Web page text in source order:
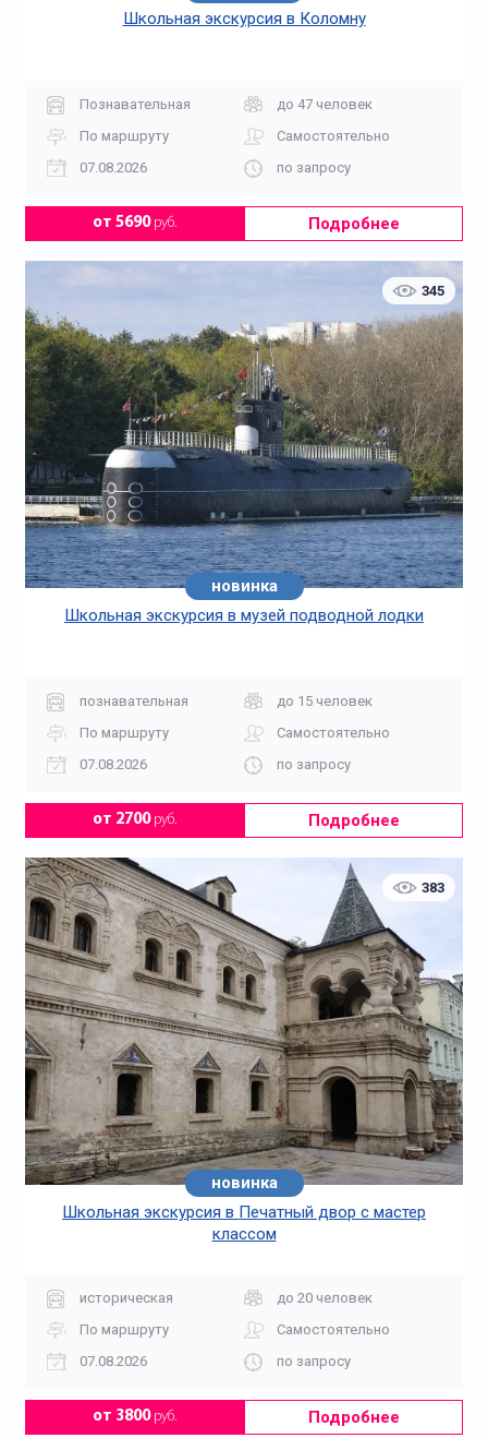
Школьная экскурсия в Коломну
Познавательная
до 47 человек
По маршруту
Самостоятельно
07.08.2026
по запросу
от 5690руб. Подробнее
345
новинка
Школьная экскурсия в музей подводной лодки
познавательная
до 15 человек
По маршруту
Самостоятельно
07.08.2026
по запросу
от 2700руб. Подробнее
383
новинка
Школьная экскурсия в Печатный двор с мастер
классом
историческая
до 20 человек
По маршруту
Самостоятельно
07.08.2026
по запросу
от 3800руб. Подробнее